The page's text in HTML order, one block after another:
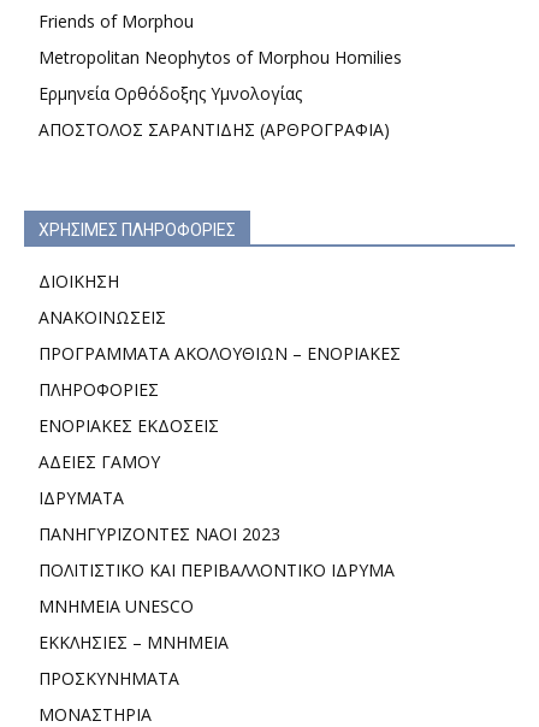
Friends of Morphou
Metropolitan Neophytos of Morphou Homilies
Ερμηνεία Ορθόδοξης Υμνολογίας
ΑΠΟΣΤΟΛΟΣ ΣΑΡΑΝΤΙΔΗΣ (ΑΡΘΡΟΓΡΑΦΙΑ)
ΧΡΗΣΙΜΕΣ ΠΛΗΡΟΦΟΡΙΕΣ
ΔΙΟΙΚΗΣΗ
ΑΝΑΚΟΙΝΩΣΕΙΣ
ΠΡΟΓΡΑΜΜΑΤΑ ΑΚΟΛΟΥΘΙΩΝ – ΕΝΟΡΙΑΚΕΣ
ΠΛΗΡΟΦΟΡΙΕΣ
ΕΝΟΡΙΑΚΕΣ ΕΚΔΟΣΕΙΣ
ΑΔΕΙΕΣ ΓΑΜΟΥ
ΙΔΡΥΜΑΤΑ
ΠΑΝΗΓΥΡΙΖΟΝΤΕΣ ΝΑΟΙ 2023
ΠΟΛΙΤΙΣΤΙΚΟ ΚΑΙ ΠΕΡΙΒΑΛΛΟΝΤΙΚΟ ΙΔΡΥΜΑ
ΜΝΗΜΕΙΑ UNESCO
ΕΚΚΛΗΣΙΕΣ – ΜΝΗΜΕΙΑ
ΠΡΟΣΚΥΝΗΜΑΤΑ
ΜΟΝΑΣΤΗΡΙΑ